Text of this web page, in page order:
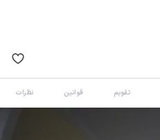
تقویم قوانین نظرات